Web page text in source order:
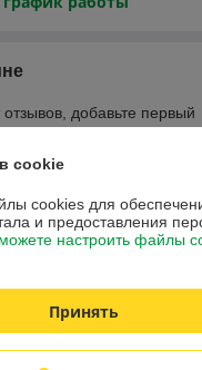
добавьте первый
cookie
cookies для
и предоставления
настроить файлы
Принять